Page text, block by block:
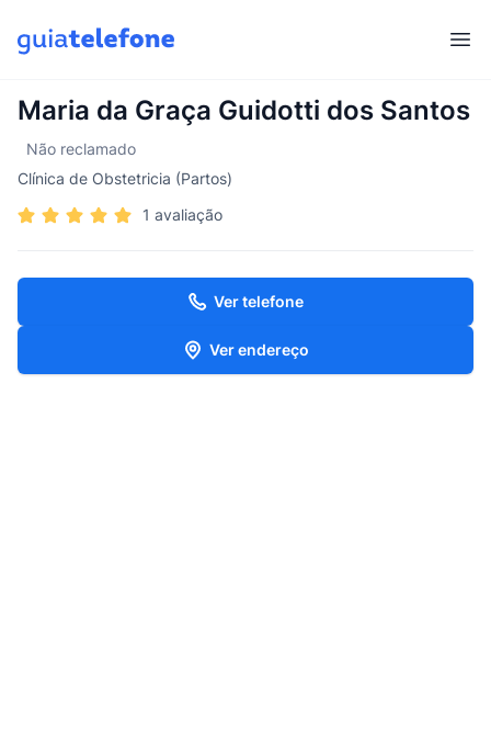
Maria da Graça Guidotti dos Santos
Não reclamado
Clínica de Obstetricia (Partos)
1 avaliação
Ver telefone
Ver endereço